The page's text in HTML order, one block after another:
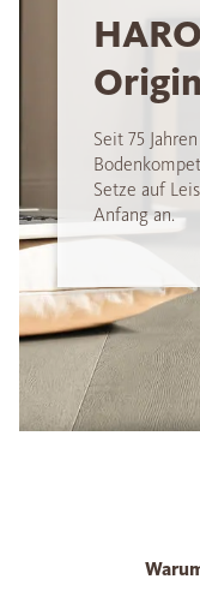
Seit 75
Setze auf
Anfang an.